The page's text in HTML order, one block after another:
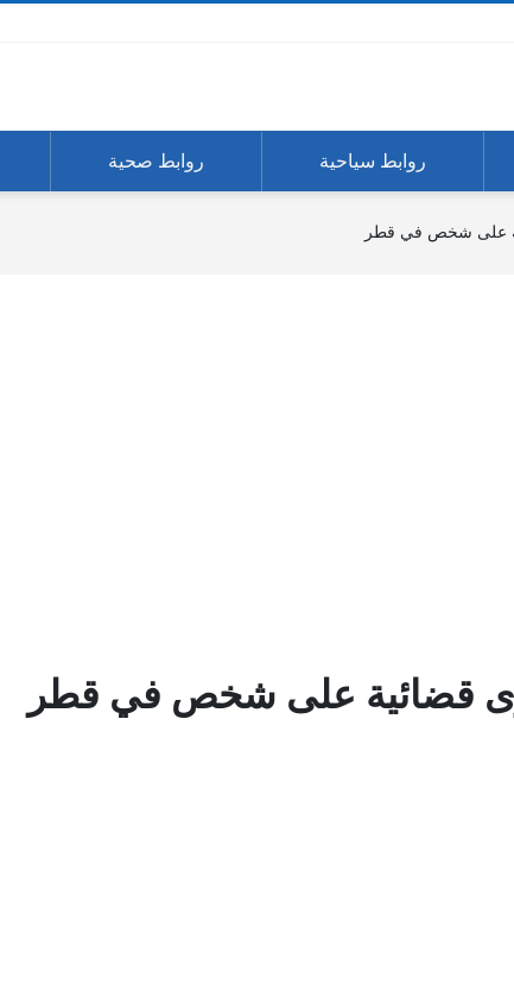
روابط سياحية روابط صحية
على شخص في قطر
قضائية على شخص في قطر